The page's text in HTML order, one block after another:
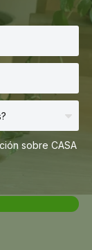
sobre CASA